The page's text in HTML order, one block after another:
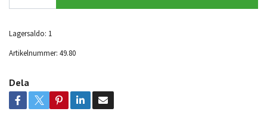
Lagersaldo: 1
Artikelnummer: 49.80
Dela